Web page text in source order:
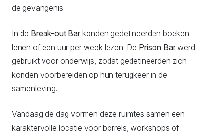
de gevangenis.
In de Break-out Bar konden gedetineerden boeken
lenen of een uur per week lezen. De Prison Bar werd
gebruikt voor onderwijs, zodat gedetineerden zich
konden voorbereiden op hun terugkeer in de
samenleving.
Vandaag de dag vormen deze ruimtes samen een
karaktervolle locatie voor borrels, workshops of